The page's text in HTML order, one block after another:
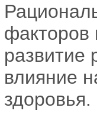
развитие
влияние